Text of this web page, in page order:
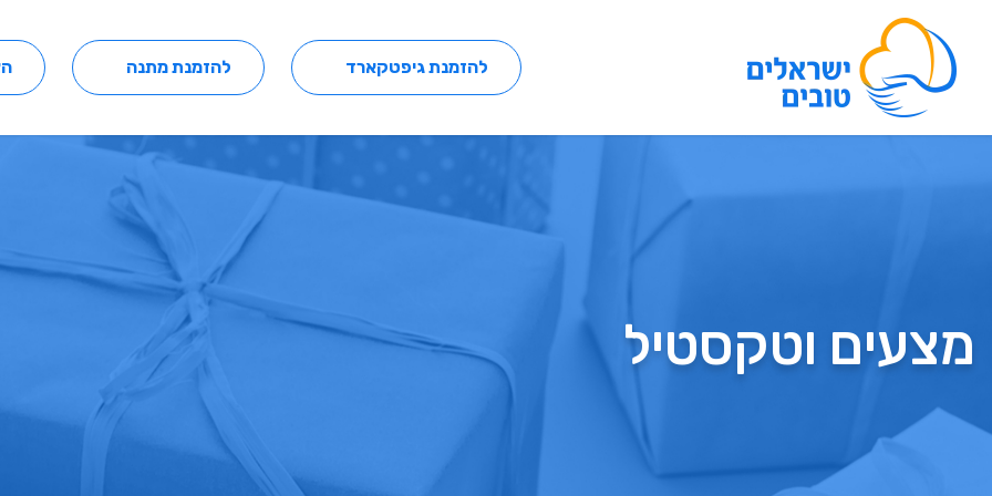
להזמנת גיפטקארד להזמנת מתנה
מצעים וטקסטיל